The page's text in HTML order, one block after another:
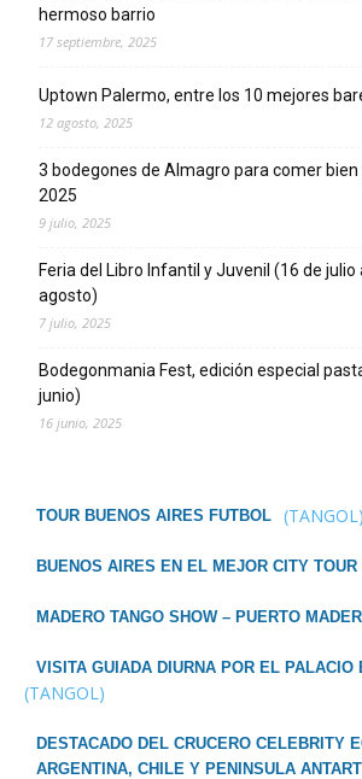
hermoso barrio
17 septiembre, 2025
Uptown Palermo, entre los 10 mejores
12 agosto, 2025
3 bodegones de Almagro para comer bien
2025
9 julio, 2025
Feria del Libro Infantil y Juvenil (16 de julio
agosto)
7 julio, 2025
Bodegonmania Fest, edición especial
junio)
16 junio, 2025
TOUR BUENOS AIRES FUTBOL (TANGOL)
BUENOS AIRES EN EL MEJOR CITY TOUR
MADERO TANGO SHOW – PUERTO
VISITA GUIADA DIURNA POR EL PALACIO
(TANGOL)
DESTACADO DEL CRUCERO CELEBRITY
ARGENTINA, CHILE Y PENINSULA